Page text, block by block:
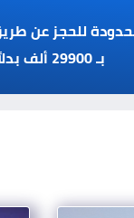
للحجز عن
بـ 29900 ألف بدلاً من 60 ألف